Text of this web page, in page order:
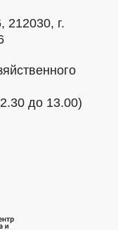
212030, г.
до 13.00)